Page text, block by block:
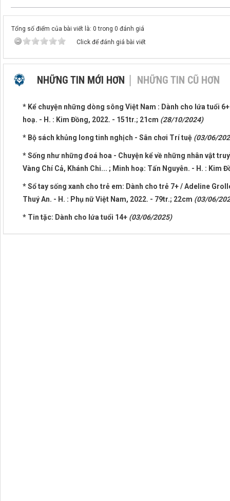
Tổng số điểm của bài viết là: 0 trong 0 đánh giá
Click để đánh giá bài viết
NHỮNG TIN MỚI HƠN NHỮNG TIN CŨ HƠN
* Kể chuyện những dòng sông Việt Nam : Dành cho lứa tuổi
hoạ. - H. : Kim Đồng, 2022. - 151tr.; 21cm (28/10/2024)
* Bộ sách khủng long tinh nghịch - Sân chơi Trí tuệ (03/06/
* Sống như những đoá hoa - Chuyện kể về những nhân vật
Vàng Chí Cả, Khánh Chi... ; Minh hoạ: Tấn Nguyễn. - H. : Kim
* Sổ tay sống xanh cho trẻ em: Dành cho trẻ 7+ / Adeline
Thuý An. - H. : Phụ nữ Việt Nam, 2022. - 79tr.; 22cm (03/06/
* Tin tặc: Dành cho lứa tuổi 14+ (03/06/2025)